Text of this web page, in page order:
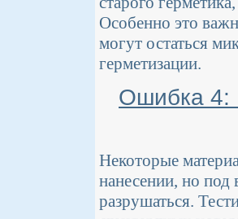
Особенно это
могут остаться
герметизации.
Ошибка 4:
Некоторые
нанесении, но под
разрушаться.